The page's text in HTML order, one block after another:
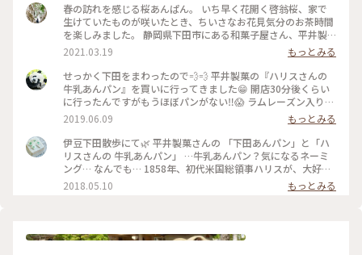
春の訪れを感じる桜あんぱん。 いち早く花開く啓翁桜、家で
生けていたものが咲いたとき、ちいさなお花見気分のお茶時間
を楽しみました。 静岡県下田市にある和菓子屋さん、平井製
菓さんの桜あんぱん。和菓子だけでなく、ふんわりマッシュル
ーム型がかわいい“下田あんぱん“が有名なお店の春の商品で
す。 頭には桜の塩漬けがのっていて、中にはピンクの桜餡。桜
餡はお店の和菓子に使っているものだそうです。 桜の葉の独特
の風味が大好きで、ついつい手に取ってしまう桜スイーツ。こ
ちらも口の中でふわっと春の香りがして、しあわせな桜の味で
した。 ・ 東京駅のグランスタにある紀ノ国屋で見つけました
がスポットは下田の平井製菓さんです。オンラインショップで
も購入できるみたいです。 #桜あんぱん #下田あんぱん #平井
製菓 #平井製菓のあんぱん #桜スイーツ #春の足音 #あんぱん #
下田 #紀ノ国屋 #グランスタ #啓翁桜 #おうち時間 #おうちカフ
ェ
2021.03.19
もっとみる
せっかく下田をまわったので💨💨 平井製菓の『ハリスさんの
牛乳あんパン』を買いに行ってきました😁 開店30分後くらい
に行ったんですがもうほぼパンがない‼️😱 ラムレーズン入りの
大人のあんパンが食べたかった😢 ただスタンダードな牛乳あ
んパンとこしあんパン、小倉あんパンは次から次へと店頭へだ
してくれるのでご安心を☝️ 賞味期限も購入日から4日ほどある
のでお土産にも安心😉 多数購入すると箱詰めにしてくれます
よ👍 レジ横にあった金目鯛最中も気になった…🤔 #パンが好き
#あんパン#下田#伊豆急下田#伊豆#ことりっぷ静岡
2019.06.09
もっとみる
伊豆下田散歩にて🌿 平井製菓さんの 「下田あんパン」と「ハ
リスさんの 牛乳あんパン」 …牛乳あんパン？気になるネーミ
ング… なんでも… 1858年、初代米国総領事ハリスが、大好き
な牛乳を 日本で初めて 下田の地で飲んだ と言われているそ
う。 あー、なるほど！ そう言えば…下田開国博物館に ハリス
レッシュバターが乗って、 一口食べると…わ、わ✨、、わぁ✨
2018.05.10 もっとみる